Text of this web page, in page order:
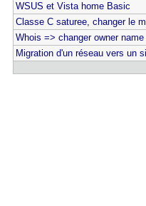
WSUS et Vista home Basic
Classe C saturee, changer le
Whois => changer owner name
Migration d'un réseau vers un